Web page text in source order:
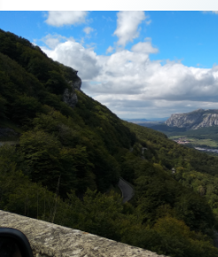
Natur genießen
Die schönsten Plätze Europas entdecken...